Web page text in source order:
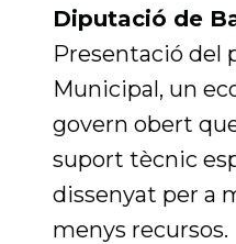
Diputació de
Presentació del
Municipal, un
govern obert
suport tècnic
dissenyat per a
menys recursos.